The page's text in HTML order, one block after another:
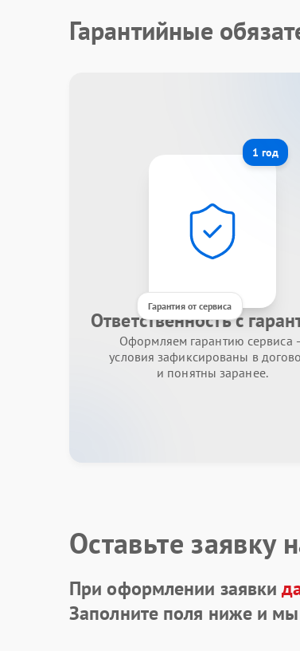
Гарантийные
1 год
Гарантия от сервиса
Ответственность с
Оформляем гарантию сервиса
условия зафиксированы в
и понятны заранее.
Оставьте заявку
При оформлении заявки
Заполните поля ниже и